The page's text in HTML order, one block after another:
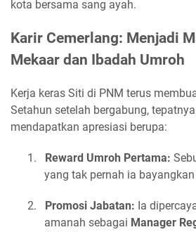
kota bersama sang ayah.
Karir Cemerlang: Menjadi
Mekaar dan Ibadah Umroh
Kerja keras Siti di PNM terus
Setahun setelah bergabung,
mendapatkan apresiasi berupa:
1. Reward Umroh Pertama:
yang tak pernah ia
2. Promosi Jabatan: Ia
amanah sebagai Manager